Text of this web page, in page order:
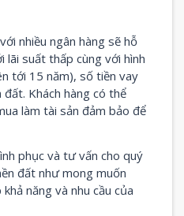
nhiều ngân hàng sẽ hỗ
lãi suất thấp cùng với hình
tới 15 năm), số tiền vay
Khách hàng có thể
làm tài sản đảm bảo để
phục và tư vấn cho quý
đất như mong muốn
năng và nhu cầu của